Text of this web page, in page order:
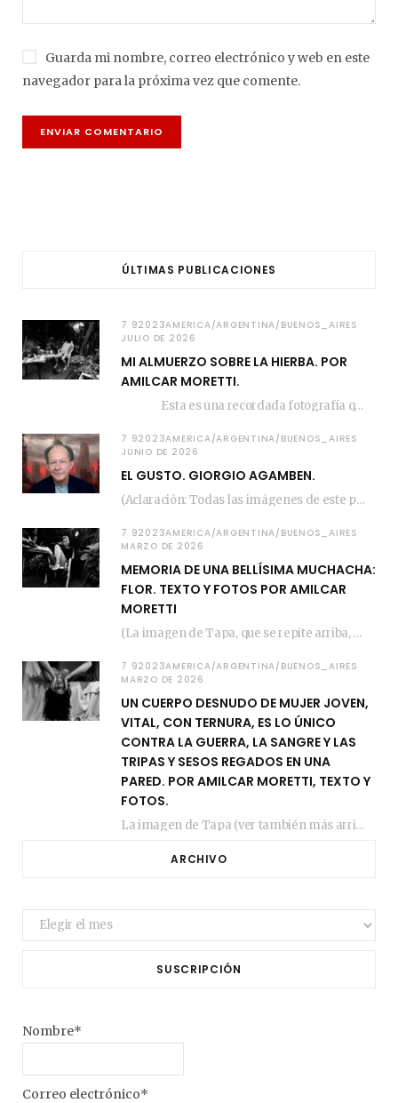
Guarda mi nombre, correo electrónico y web en este
navegador para la próxima vez que comente.
ÚLTIMAS PUBLICACIONES
7 92023AMERICA/ARGENTINA/BUENOS_AIRES
JULIO DE 2026
MI ALMUERZO SOBRE LA HIERBA. POR
AMILCAR MORETTI.
Esta es una recordada fotografía que registré…
7 92023AMERICA/ARGENTINA/BUENOS_AIRES
JUNIO DE 2026
EL GUSTO. GIORGIO AGAMBEN.
(Aclaración: Todas las imágenes de este posteo fueron tomadas de Bloghemia.com, y todos los…
7 92023AMERICA/ARGENTINA/BUENOS_AIRES
MARZO DE 2026
MEMORIA DE UNA BELLÍSIMA MUCHACHA:
FLOR. TEXTO Y FOTOS POR AMILCAR
MORETTI
(La imagen de Tapa, que se repite arriba, fue compuesta por Amilcar Moretti el viernes…
7 92023AMERICA/ARGENTINA/BUENOS_AIRES
MARZO DE 2026
UN CUERPO DESNUDO DE MUJER JOVEN,
VITAL, CON TERNURA, ES LO ÚNICO
CONTRA LA GUERRA, LA SANGRE Y LAS
TRIPAS Y SESOS REGADOS EN UNA
PARED. POR AMILCAR MORETTI, TEXTO Y
FOTOS.
La imagen de Tapa (ver también más arriba) fue compuesta en estos días de febrero…
ARCHIVO
Archivo
SUSCRIPCIÓN
Nombre*
Correo electrónico*